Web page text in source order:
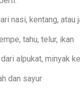
nasi, kentang, atau
tahu, telur, ikan
alpukat, minyak
dan sayur